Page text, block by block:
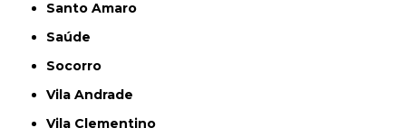
Santo Amaro
Saúde
Socorro
Vila Andrade
Vila Clementino